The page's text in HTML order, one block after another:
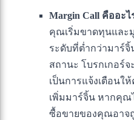
Margin Call คืออะไ
คุณเริ่มขาดทุนและ
ระดับที่ต่ำกว่ามาร์จิ้
สถานะ โบรกเกอร์จ
เป็นการแจ้งเตือนใ
เพิ่มมาร์จิ้น หากคุณ
ซื้อขายของคุณอาจ